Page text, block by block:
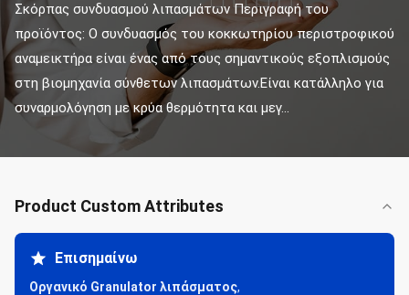
Σκόρπας συνδυασμού λιπασμάτων Περιγραφή του
προϊόντος: Ο συνδυασμός του κοκκωτηρίου περιστροφικού
αναμεικτήρα είναι ένας από τους σημαντικούς εξοπλισμούς
στη βιομηχανία σύνθετων λιπασμάτων.Είναι κατάλληλο για
συναρμολόγηση με κρύα θερμότητα και μεγ...
Product Custom Attributes
Επισημαίνω
Οργανικό Granulator λιπάσματος,